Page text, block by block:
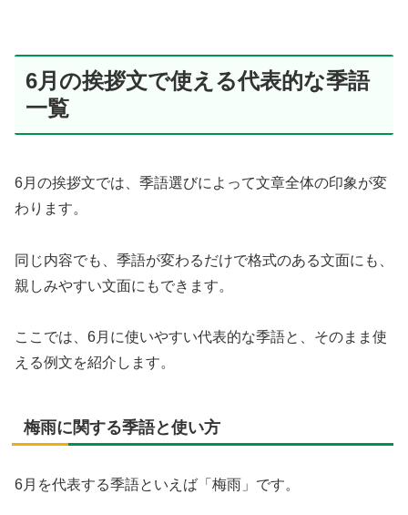
6月の挨拶文で使える代表的な季語
一覧
6月の挨拶文では、季語選びによって文章全体の印象が変
わります。
同じ内容でも、季語が変わるだけで格式のある文面にも、
親しみやすい文面にもできます。
ここでは、6月に使いやすい代表的な季語と、そのまま使
える例文を紹介します。
梅雨に関する季語と使い方
6月を代表する季語といえば「梅雨」です。